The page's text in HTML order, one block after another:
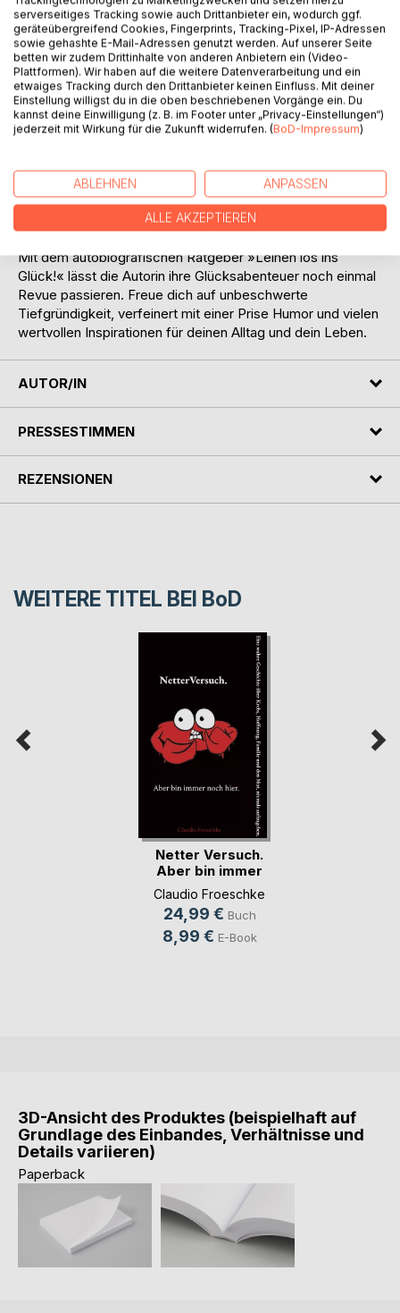
als das, was sie bisher kennengelernt hatte. Nach ihrer
Rückkehr schlüpft sie in die Rolle der Glücks-Detektivin
und begibt sich auf die Suche nach Antworten auf die
großen und kleinen Fragen des Lebens, um beim
wahrhaftigen Glück, der inneren Fülle, anzukommen. Ihr
Antrieb war dabei herauszufinden, was genau sie das Glück
auf dem Segelboot so intensiv spüren ließ und wie sie es in
Die damit verbundene Forschungsreise veränderte ihr
Leben von Grund auf und konfrontierte sie mit tiefen
Sehnsüchten, alten Schatten und ungeahnten Potenzialen.
Mit dem autobiografischen Ratgeber »Leinen los ins
Glück!« lässt die Autorin ihre Glücksabenteuer noch einmal
Revue passieren. Freue dich auf unbeschwerte
Tiefgründigkeit, verfeinert mit einer Prise Humor und vielen
wertvollen Inspirationen für deinen Alltag und dein Leben.
AUTOR/IN
PRESSESTIMMEN
REZENSIONEN
WEITERE TITEL BEI BoD
Netter Versuch.
Aber bin immer
noc(...)
Claudio Froeschke
24,99 € Buch
8,99 € E-Book
3D-Ansicht des Produktes (beispielhaft auf
Grundlage des Einbandes, Verhältnisse und
Details variieren)
Paperback
serverseitiges Tracking sowie auch Drittanbieter ein, wodurch ggf.
geräteübergreifend Cookies, Fingerprints, Tracking-Pixel, IP-Adressen
sowie gehashte E-Mail-Adressen genutzt werden. Auf unserer Seite
betten wir zudem Drittinhalte von anderen Anbietern ein (Video-
Plattformen). Wir haben auf die weitere Datenverarbeitung und ein
etwaiges Tracking durch den Drittanbieter keinen Einfluss. Mit deiner
Einstellung willigst du in die oben beschriebenen Vorgänge ein. Du
kannst deine Einwilligung (z. B. im Footer unter „Privacy-Einstellungen“)
jederzeit mit Wirkung für die Zukunft widerrufen. (BoD-Impressum)
ABLEHNEN ANPASSEN
ALLE AKZEPTIEREN